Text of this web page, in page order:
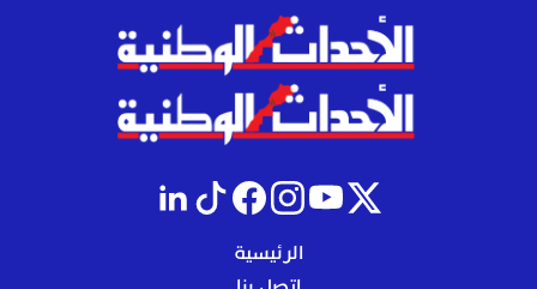
الرئيسية